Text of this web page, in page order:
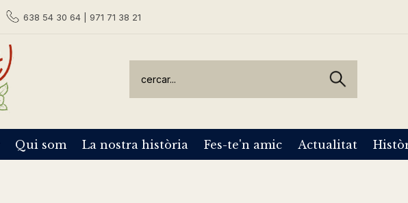
638 54 30 64 | 971 71 38 21
Qui som La nostra història Fes-te'n amic Actualitat